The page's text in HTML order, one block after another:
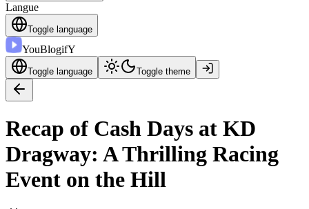
Langue
Toggle language
YouBlogifY
Toggle language Toggle theme
Recap of Cash Days at KD
Dragway: A Thrilling Racing
Event on the Hill